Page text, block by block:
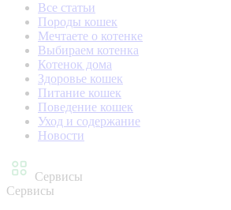
Все статьи
Породы кошек
Мечтаете о котенке
Выбираем котенка
Котенок дома
Здоровье кошек
Питание кошек
Поведение кошек
Уход и содержание
Новости
Сервисы
Сервисы